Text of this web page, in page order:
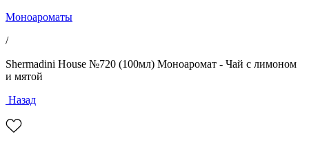
Моноароматы
/
Shermadini House №720 (100мл) Моноаромат - Чай с лимоном
и мятой
Назад